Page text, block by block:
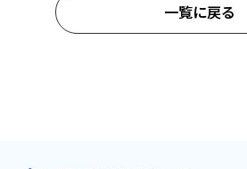
一覧に戻る